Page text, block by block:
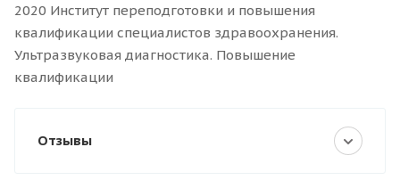
2020 Институт переподготовки и повышения
квалификации специалистов здравоохранения.
Ультразвуковая диагностика. Повышение
квалификации
Отзывы